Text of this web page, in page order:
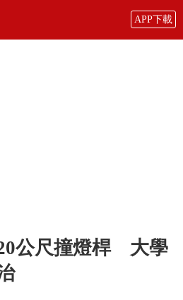
APP下載
公尺撞燈桿 大學